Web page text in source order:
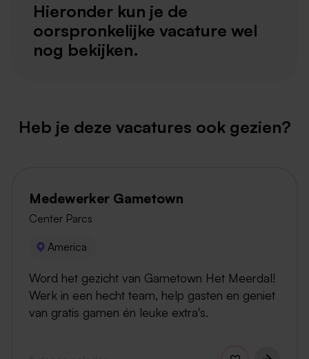
Hieronder kun je de
oorspronkelijke vacature wel
nog bekijken.
Heb je deze vacatures ook gezien?
Medewerker Gametown
Center Parcs
America
Word het gezicht van Gametown Het Meerdal!
Werk in een hecht team, help gasten en geniet
van gratis gamen én leuke extra's.